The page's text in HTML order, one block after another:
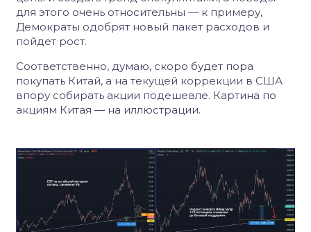
для этого очень относительны — к примеру,
Демократы одобрят новый пакет расходов и
пойдет рост.
Соответственно, думаю, скоро будет пора
покупать Китай, а на текущей коррекции в США
впору собирать акции подешевле. Картина по
акциям Китая — на иллюстрации.